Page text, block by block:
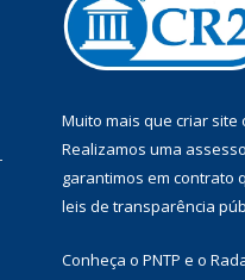
Muito mais que criar site
Realizamos uma
garantimos em contrato
leis de transparência
Conheça o PNTP e o